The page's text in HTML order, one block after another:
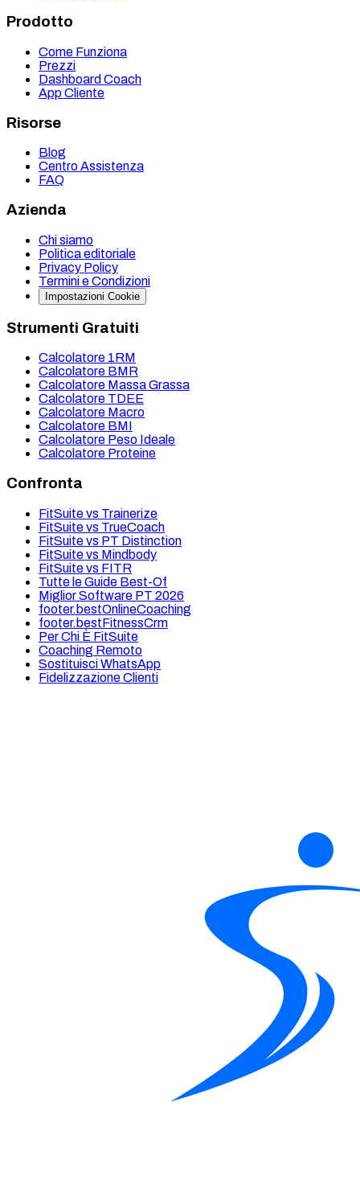
Prodotto
Come Funziona
Prezzi
Dashboard Coach
App Cliente
Risorse
Blog
Centro Assistenza
FAQ
Azienda
Chi siamo
Politica editoriale
Privacy Policy
Termini e Condizioni
Impostazioni Cookie
Strumenti Gratuiti
Calcolatore 1RM
Calcolatore BMR
Calcolatore Massa Grassa
Calcolatore TDEE
Calcolatore Macro
Calcolatore BMI
Calcolatore Peso Ideale
Calcolatore Proteine
Confronta
FitSuite vs Trainerize
FitSuite vs TrueCoach
FitSuite vs PT Distinction
FitSuite vs Mindbody
FitSuite vs FITR
Tutte le Guide Best-Of
Miglior Software PT 2026
footer.bestOnlineCoaching
footer.bestFitnessCrm
Per Chi È FitSuite
Coaching Remoto
Sostituisci WhatsApp
Fidelizzazione Clienti